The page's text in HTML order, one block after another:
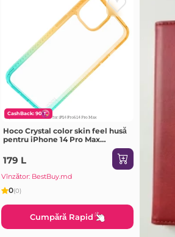
CashBack: 90
Hoco Crystal color skin feel husă
pentru iPhone 14 Pro Max
179 L
Vînzător: BestBuy.md
0(0)
Cumpără Rapid